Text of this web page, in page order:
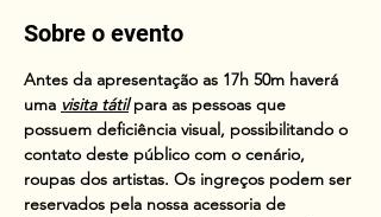
Sobre o evento
Antes da apresentação as 17h 50m haverá
uma visita tátil para as pessoas que
possuem deficiência visual, possibilitando o
contato deste público com o cenário,
roupas dos artistas. Os ingreços podem ser
reservados pela nossa acessoria de